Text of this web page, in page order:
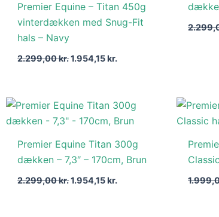
Premier Equine – Titan 450g
vinterdækken med Snug-Fit
hals – Navy
2.299,00kr.1.954,15kr.
Premier Equine Titan 300g
dækken – 7,3″ – 170cm, Brun
2.299,00kr.
Den
oprindelige
pris
2.299,00 kr..
1.954,15kr.
Den
aktuelle
pris
1.954,15 kr..